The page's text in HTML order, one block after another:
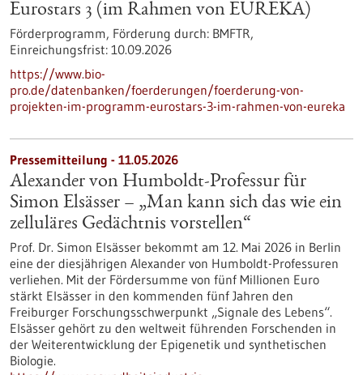
Eurostars 3 (im Rahmen von EUREKA)
Förderprogramm, Förderung durch: BMFTR,
Einreichungsfrist: 10.09.2026
https://www.bio-
pro.de/datenbanken/foerderungen/foerderung-von-
projekten-im-programm-eurostars-3-im-rahmen-von-eureka
Pressemitteilung - 11.05.2026
Alexander von Humboldt-Professur für
Simon Elsässer – „Man kann sich das wie ein
zelluläres Gedächtnis vorstellen“
Prof. Dr. Simon Elsässer bekommt am 12. Mai 2026 in Berlin
eine der diesjährigen Alexander von Humboldt-Professuren
verliehen. Mit der Fördersumme von fünf Millionen Euro
stärkt Elsässer in den kommenden fünf Jahren den
Freiburger Forschungsschwerpunkt „Signale des Lebens“.
Elsässer gehört zu den weltweit führenden Forschenden in
der Weiterentwicklung der Epigenetik und synthetischen
Biologie.